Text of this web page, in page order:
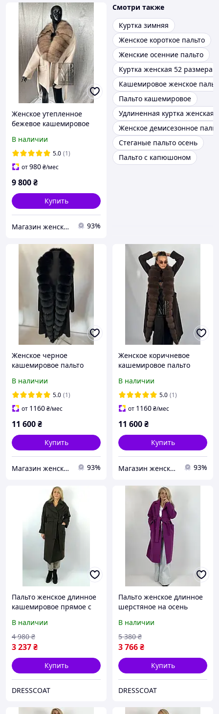
Женское утепленное
бежевое кашемировое
натуральным мехом
финского песца. 42-58
размеры
В наличии
5.0 (1)
от980₴/мес
9 800₴
Купить
Магазин женской одежды "MILPOL_SHOP" 93%
Смотри также
Куртка зимняя
Женское короткое пальто
Женские осенние пальто
Куртка женская 52 размера
Кашемировое женское
Пальто кашемировое
Удлиненная куртка женская
Женское демисезонное
Стеганые пальто осень
Пальто с капюшоном
Женское черное
кашемировое пальто
мехом финского песца.
42-54 размеры
В наличии
5.0 (1)
от 1160₴/мес
11 600₴
Купить
Магазин женской одежды "MILPOL_SHOP" 93%
Женское коричневое
кашемировое пальто
мехом финского песца.
42-54 размеры
В наличии
5.0 (1)
от 1160₴/мес
11 600₴
Купить
Магазин женской одежды "MILPOL_SHOP" 93%
Пальто женское длинное
кашемировое прямое с
Харьков 100 хаки
В наличии
3 237₴
4 980 ₴
Купить
DRESSCOAT
Пальто женское длинное
шерстяное на осень
В наличии
3 766₴
5 380 ₴
Купить
DRESSCOAT